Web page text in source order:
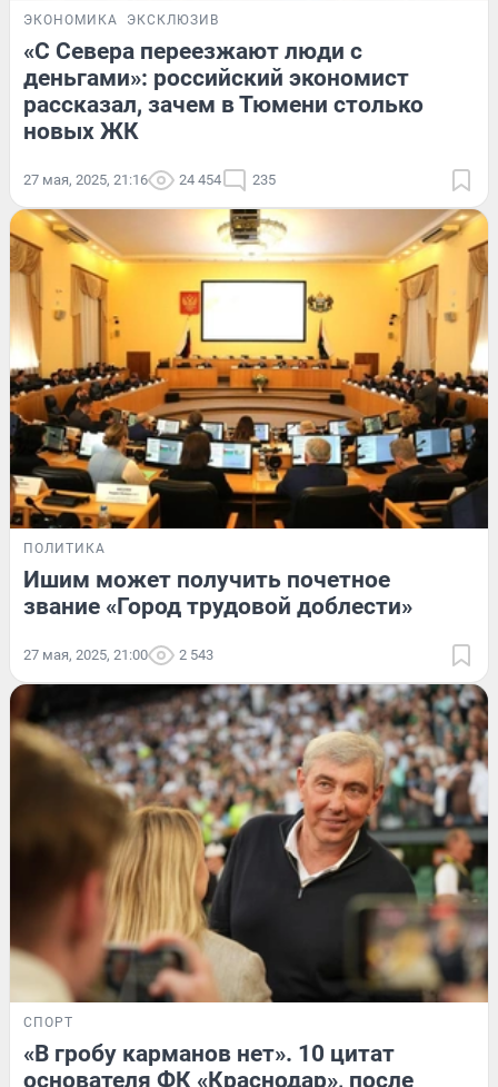
ЭКОНОМИКА ЭКСКЛЮЗИВ
«С Севера переезжают люди с
деньгами»: российский экономист
рассказал, зачем в Тюмени столько
новых ЖК
27 мая, 2025, 21:16 24 454 235
ПОЛИТИКА
Ишим может получить почетное
звание «Город трудовой доблести»
27 мая, 2025, 21:00 2 543
СПОРТ
«В гробу карманов нет». 10 цитат
основателя ФК «Краснодар», после